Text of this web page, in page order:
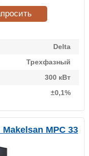
Delta
Трехфазный
300 кВт
±0,1%
MPC 33